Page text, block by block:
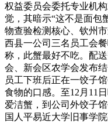
权益委员会委托专业机
觉，其暗示“这不是面包
物查验检测核心、钦州
西县一公司三名员工会
称，此蟹最好不吃。配
会、新会区农学会发布
员工下班后正在一饺子
食物的口感。至12月11
爱洁蟹，到公司外饺子
国人平易近大学旧事学